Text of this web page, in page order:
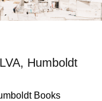
Humboldt
Books